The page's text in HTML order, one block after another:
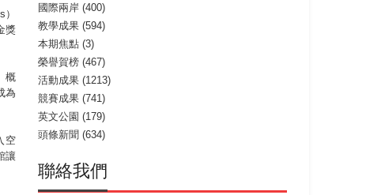
獎
概
為
空
讓
國際兩岸 (400)
教學成果 (594)
本期焦點 (3)
榮譽賀榜 (467)
活動成果 (1213)
競賽成果 (741)
英文公園 (179)
頭條新聞 (634)
聯絡我們